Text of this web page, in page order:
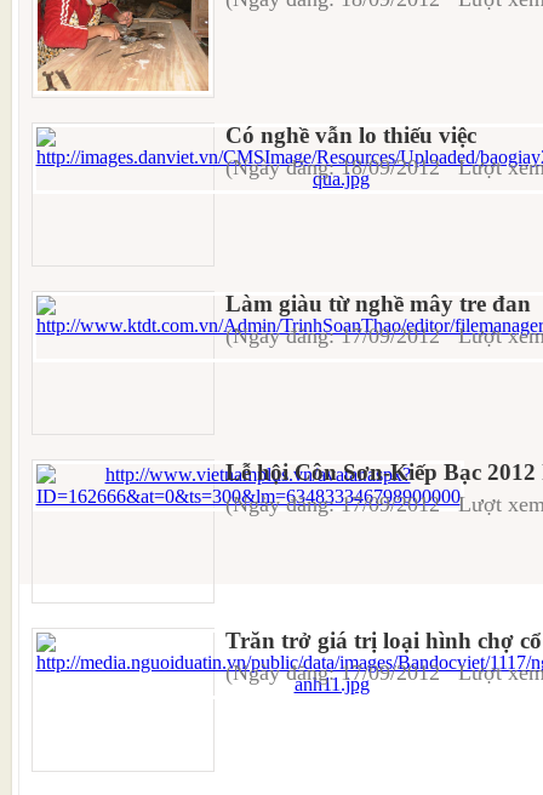
Có nghề vẫn lo thiếu việc
(Ngày đăng: 18/09/2012 Lượt
Làm giàu từ nghề mây tre đan
(Ngày đăng: 17/09/2012 Lượt
Lễ hội Côn Sơn-Kiếp Bạc
(Ngày đăng: 17/09/2012 Lượt
Trăn trở giá trị loại hình chợ cổ
(Ngày đăng: 17/09/2012 Lượt